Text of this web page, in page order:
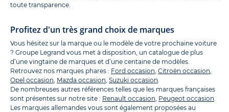
toute transparence.
Profitez d'un très grand choix de marques
Vous hésitez sur la marque ou le modèle de votre prochaine voiture
? Groupe Legrand vous met à disposition, un catalogue de plus
d’une vingtaine de marques et d’une centaine de modèles.
Retrouvez nos marques phares : Ford occasion Citroën occasion
Opel occasion Mazda occasion Suzuki occasion
De nombreuses autres références telles que les marques françaises
sont présentes sur notre site : Renault occasion Peugeot occasion
Les marques allemandes vous sont également proposées au